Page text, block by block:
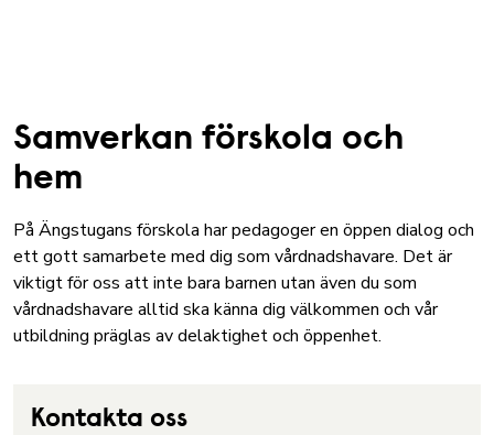
Samverkan förskola och
hem
På Ängstugans förskola har pedagoger en öppen dialog och
ett gott samarbete med dig som vårdnadshavare. Det är
viktigt för oss att inte bara barnen utan även du som
vårdnadshavare alltid ska känna dig välkommen och vår
utbildning präglas av delaktighet och öppenhet.
Kontakta oss